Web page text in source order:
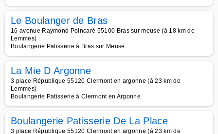
Le Boulanger de Bras
16 avenue Raymond Poincaré 55100 Bras sur meuse (à 18 km de
Lemmes)
Boulangerie Patisserie à Bras sur Meuse
La Mie D Argonne
3 place République 55120 Clermont en argonne (à 23 km de
Lemmes)
Boulangerie Patisserie à Clermont en Argonne
Boulangerie Patisserie De La Place
3 place République 55120 Clermont en argonne (à 23 km de